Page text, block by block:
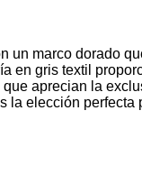
marco dorado
en gris textil
aprecian la
elección